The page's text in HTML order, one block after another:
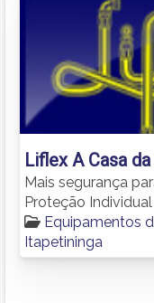
Liflex A Casa
Mais segurança
Proteção
Equipamentos
Itapetininga